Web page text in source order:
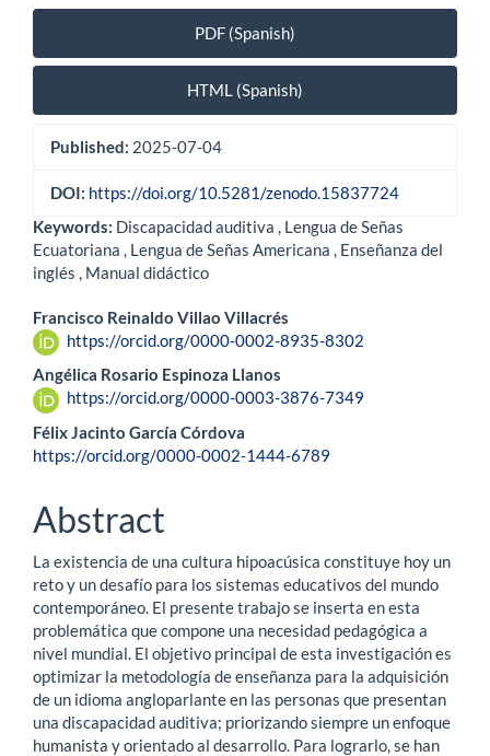
PDF (Spanish)
HTML (Spanish)
Published: 2025-07-04
DOI: https://doi.org/10.5281/zenodo.15837724
Keywords: Discapacidad auditiva , Lengua de Señas
Ecuatoriana , Lengua de Señas Americana , Enseñanza del
inglés , Manual didáctico
Main
Article
Content
Francisco Reinaldo Villao Villacrés
https://orcid.org/0000-0002-8935-8302
Angélica Rosario Espinoza Llanos
https://orcid.org/0000-0003-3876-7349
Félix Jacinto García Córdova
https://orcid.org/0000-0002-1444-6789
Abstract
La existencia de una cultura hipoacúsica constituye hoy un
reto y un desafío para los sistemas educativos del mundo
contemporáneo. El presente trabajo se inserta en esta
problemática que compone una necesidad pedagógica a
nivel mundial. El objetivo principal de esta investigación es
optimizar la metodología de enseñanza para la adquisición
de un idioma angloparlante en las personas que presentan
una discapacidad auditiva; priorizando siempre un enfoque
humanista y orientado al desarrollo. Para lograrlo, se han